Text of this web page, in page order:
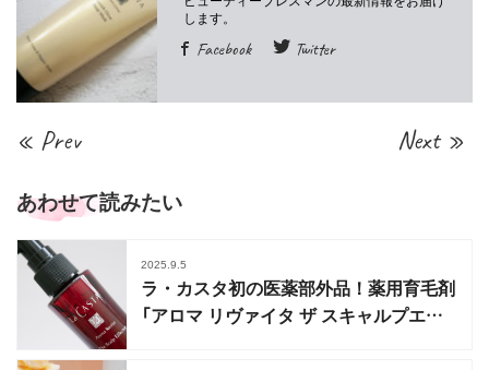
Facebook Twitter
« Prev Next »
あわせて読みたい
2025.9.5
ラ・カスタ初の医薬部外品！薬用育毛剤
「アロマ リヴァイタ ザ スキャルプエフ